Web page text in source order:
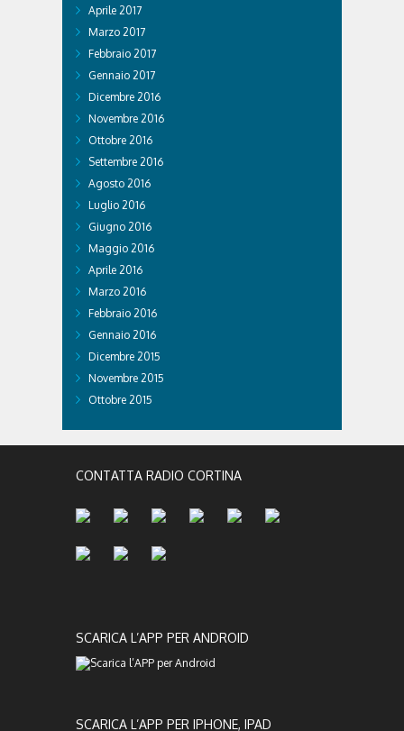
Aprile 2017
Marzo 2017
Febbraio 2017
Gennaio 2017
Dicembre 2016
Novembre 2016
Ottobre 2016
Settembre 2016
Agosto 2016
Luglio 2016
Giugno 2016
Maggio 2016
Aprile 2016
Marzo 2016
Febbraio 2016
Gennaio 2016
Dicembre 2015
Novembre 2015
Ottobre 2015
CONTATTA RADIO CORTINA
SCARICA L’APP PER ANDROID
SCARICA L’APP PER IPHONE, IPAD